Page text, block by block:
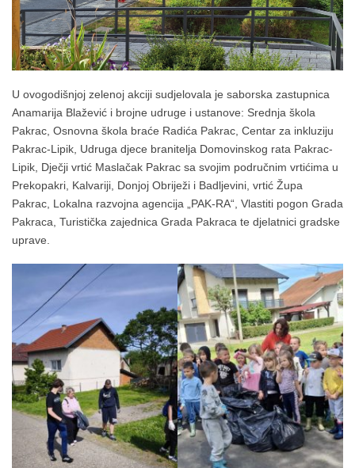
U ovogodišnjoj zelenoj akciji sudjelovala je saborska zastupnica
Anamarija Blažević i brojne udruge i ustanove: Srednja škola
Pakrac, Osnovna škola braće Radića Pakrac, Centar za inkluziju
Pakrac-Lipik, Udruga djece branitelja Domovinskog rata Pakrac-
Lipik, Dječji vrtić Maslačak Pakrac sa svojim područnim vrtićima u
Prekopakri, Kalvariji, Donjoj Obriježi i Badljevini, vrtić Župa
Pakrac, Lokalna razvojna agencija „PAK-RA“, Vlastiti pogon Grada
Pakraca, Turistička zajednica Grada Pakraca te djelatnici gradske
uprave.